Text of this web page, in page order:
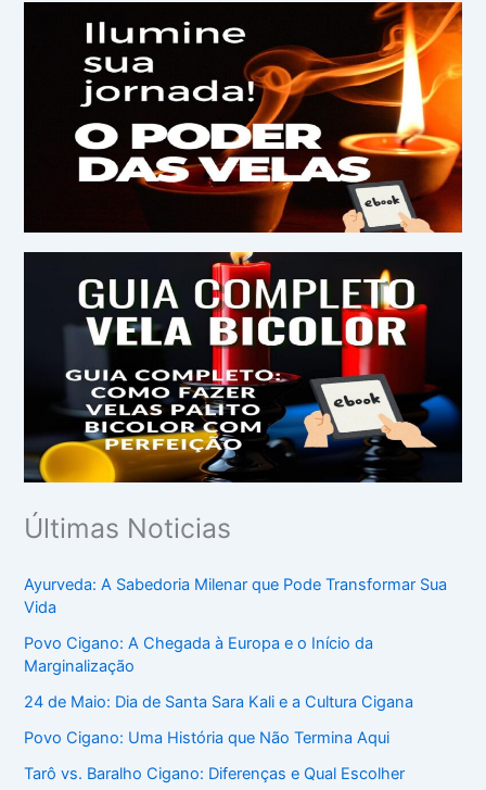
Últimas Noticias
Ayurveda: A Sabedoria Milenar que Pode Transformar Sua
Vida
Povo Cigano: A Chegada à Europa e o Início da
Marginalização
24 de Maio: Dia de Santa Sara Kali e a Cultura Cigana
Povo Cigano: Uma História que Não Termina Aqui
Tarô vs. Baralho Cigano: Diferenças e Qual Escolher